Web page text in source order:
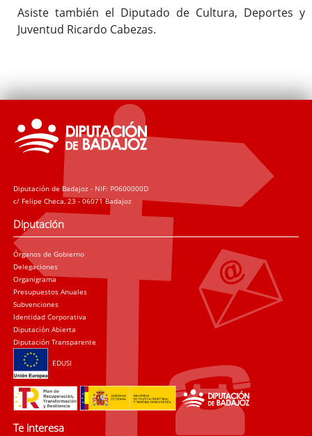
Asiste también el Diputado de Cultura, Deportes y
Juventud Ricardo Cabezas.
Diputación de Badajoz - NIF: P0600000D
c/ Felipe Checa, 23 - 06071 Badajoz
Diputación
Órganos de Gobierno
Delegaciones
Organigrama
Presupuestos Anuales
Subvenciones
Identidad Corporativa
Diputación Abierta
Diputación Transparente
EDUSI
Te interesa